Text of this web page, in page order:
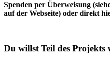
Spenden per Überweisung
auf der Webseite) oder direkt
Du willst Teil des Projekts